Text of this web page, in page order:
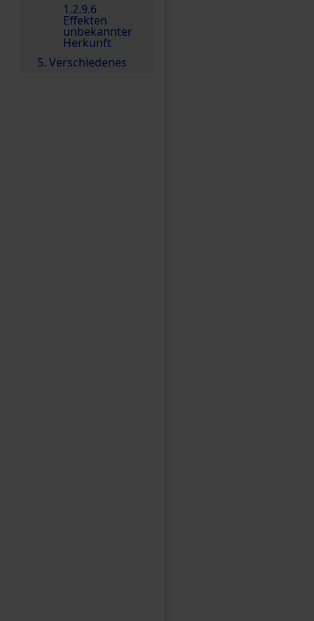
1.2.9.6
Effekten
unbekannter
Herkunft
5. Verschiedenes